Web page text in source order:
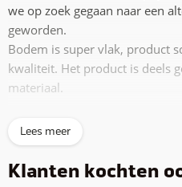
we op zoek gegaan naar een
geworden.
Bodem is super vlak, product
kwaliteit. Het product is deels
materiaal.
Afmetingen 85x50x30cm
Gewicht 5,50kg
Lees meer
Klanten kochten